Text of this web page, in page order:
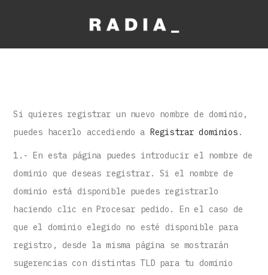
Si quieres registrar un nuevo nombre de dominio,
puedes hacerlo accediendo a Registrar dominios .
1.- En esta página puedes introducir el nombre de
dominio que deseas registrar. Si el nombre de
dominio está disponible puedes registrarlo
haciendo clic en Procesar pedido. En el caso de
que el dominio elegido no esté disponible para
registro, desde la misma página se mostrarán
sugerencias con distintas TLD para tu dominio